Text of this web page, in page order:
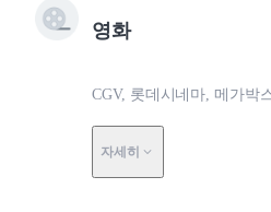
영화
CGV, 롯데시네마, 메가박
자세히